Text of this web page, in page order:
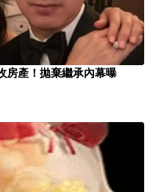
房產！拋棄繼承內幕曝